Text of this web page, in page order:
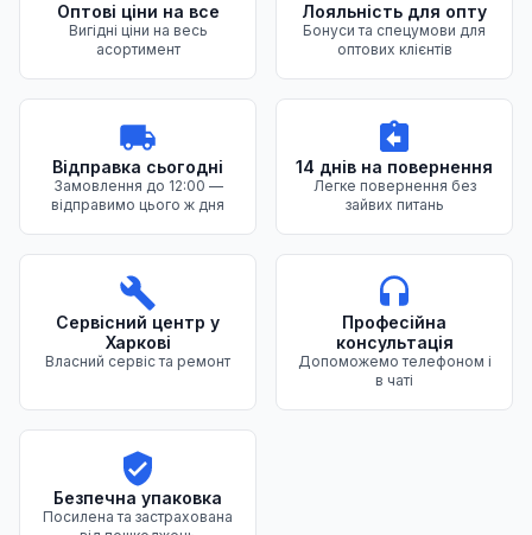
Оптові ціни на все
Вигідні ціни на весь
асортимент
Лояльність для опту
Бонуси та спецумови для
оптових клієнтів
Відправка сьогодні
Замовлення до 12:00 —
відправимо цього ж дня
14 днів на повернення
Легке повернення без
зайвих питань
Сервісний центр у
Харкові
Власний сервіс та ремонт
Професійна
консультація
Допоможемо телефоном і
в чаті
Безпечна упаковка
Посилена та застрахована